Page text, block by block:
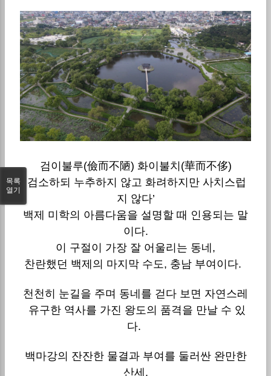
검이불루(儉而不陋) 화이불치(華而不侈)
‘검소하되 누추하지 않고 화려하지만 사치스럽
지 않다’
백제 미학의 아름다움을 설명할 때 인용되는 말
이다.
이 구절이 가장 잘 어울리는 동네,
찬란했던 백제의 마지막 수도, 충남 부여이다.
천천히 눈길을 주며 동네를 걷다 보면 자연스레
유구한 역사를 가진 왕도의 품격을 만날 수 있
다.
백마강의 잔잔한 물결과 부여를 둘러싼 완만한
산세,
목록
열기